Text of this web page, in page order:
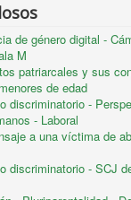
de género digital -
M
patriarcales y sus
de edad
discriminatorio -
- Laboral
a una víctima de
discriminatorio - SCJ